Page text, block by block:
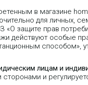
в магазине
для личных,
защите прав
действуют особые
лицам и
и